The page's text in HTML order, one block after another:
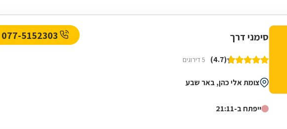
סימני דרך
(4.7) 5 דירוגים
צומת אלי כהן, באר שבע
ייפתח ב-21:11